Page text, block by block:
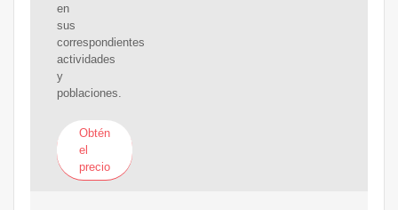
en
sus
correspondientes
actividades
y
poblaciones.
Obtén
el
precio